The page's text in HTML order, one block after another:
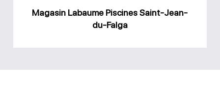
Magasin Labaume Piscines Saint-Jean-
du-Falga